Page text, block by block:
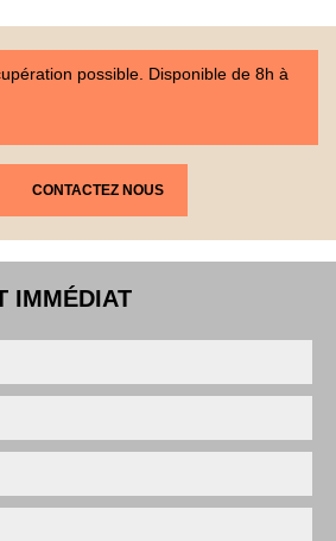
possible. Disponible de 8h à
CONTACTEZ NOUS
IMMÉDIAT